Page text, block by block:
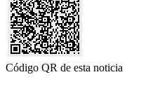
Código QR de esta noticia